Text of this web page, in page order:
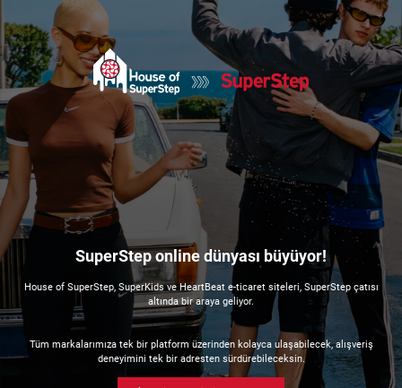
SuperStep online dünyası büyüyor!
House of SuperStep, SuperKids ve HeartBeat e-ticaret siteleri, SuperStep çatısı
altında bir araya geliyor.
Tüm markalarımıza tek bir platform üzerinden kolayca ulaşabilecek, alışveriş
deneyimini tek bir adresten sürdürebileceksin.